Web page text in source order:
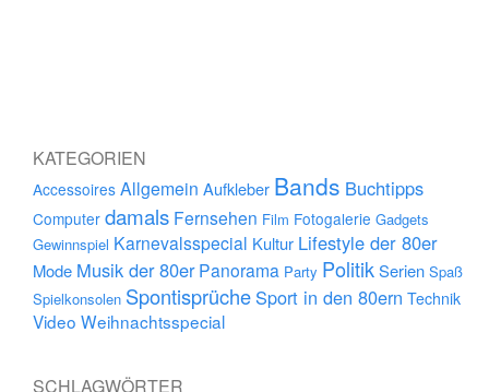
KATEGORIEN
Accessoires Allgemein Aufkleber Bands Buchtipps
Computer damals Fernsehen Film Fotogalerie Gadgets
Gewinnspiel Karnevalsspecial Kultur Lifestyle der 80er
Mode Musik der 80er Panorama Party PolitikSerien Spaß
Spielkonsolen Spontisprüche Sport in den 80ern Technik
Video Weihnachtsspecial
SCHLAGWÖRTER